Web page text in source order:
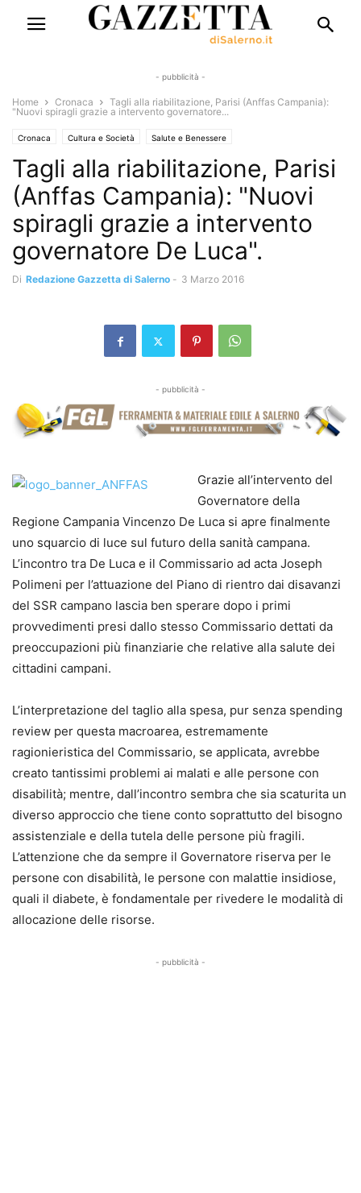
- pubblicità -
Home Cronaca
Tagli alla riabilitazione, Parisi (Anffas Campania):
"Nuovi spiragli grazie a intervento governatore...
Cronaca Cultura e Società Salute e Benessere
Tagli alla riabilitazione, Parisi
(Anffas Campania): "Nuovi
spiragli grazie a intervento
governatore De Luca".
Di Redazione Gazzetta di Salerno - 3 Marzo 2016
- pubblicità -
Grazie all’intervento del
Governatore della
Regione Campania Vincenzo De Luca si apre finalmente
uno squarcio di luce sul futuro della sanità campana.
L’incontro tra De Luca e il Commissario ad acta Joseph
Polimeni per l’attuazione del Piano di rientro dai disavanzi
del SSR campano lascia ben sperare dopo i primi
provvedimenti presi dallo stesso Commissario dettati da
preoccupazioni più finanziarie che relative alla salute dei
cittadini campani.
L’interpretazione del taglio alla spesa, pur senza spending
review per questa macroarea, estremamente
ragionieristica del Commissario, se applicata, avrebbe
creato tantissimi problemi ai malati e alle persone con
disabilità; mentre, dall’incontro sembra che sia scaturita un
diverso approccio che tiene conto soprattutto del bisogno
assistenziale e della tutela delle persone più fragili.
L’attenzione che da sempre il Governatore riserva per le
persone con disabilità, le persone con malattie insidiose,
quali il diabete, è fondamentale per rivedere le modalità di
allocazione delle risorse.
- pubblicità -